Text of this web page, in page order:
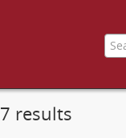
results